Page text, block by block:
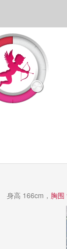
身高 166cm， 胸围